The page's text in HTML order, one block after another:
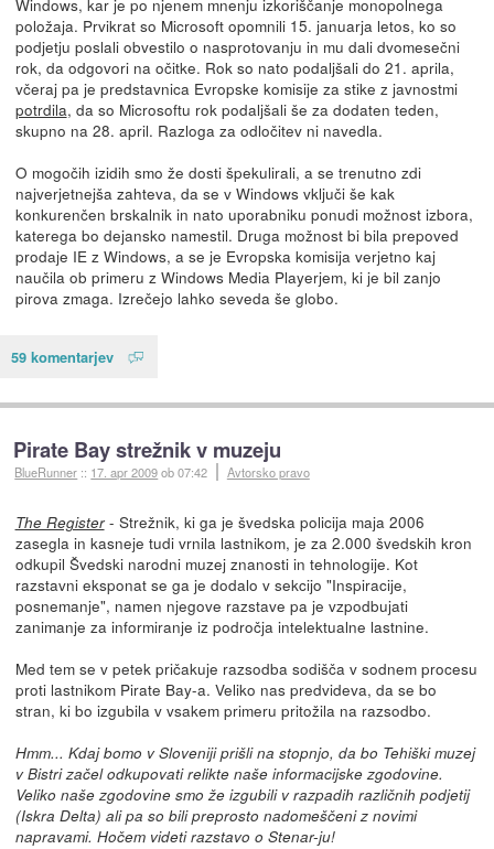
Windows, kar je po njenem mnenju izkoriščanje monopolnega
položaja. Prvikrat so Microsoft opomnili 15. januarja letos, ko so
podjetju poslali obvestilo o nasprotovanju in mu dali dvomesečni
rok, da odgovori na očitke. Rok so nato podaljšali do 21. aprila,
včeraj pa je predstavnica Evropske komisije za stike z javnostmi
potrdila, da so Microsoftu rok podaljšali še za dodaten teden,
skupno na 28. april. Razloga za odločitev ni navedla.
O mogočih izidih smo že dosti špekulirali, a se trenutno zdi
najverjetnejša zahteva, da se v Windows vključi še kak
konkurenčen brskalnik in nato uporabniku ponudi možnost izbora,
katerega bo dejansko namestil. Druga možnost bi bila prepoved
prodaje IE z Windows, a se je Evropska komisija verjetno kaj
naučila ob primeru z Windows Media Playerjem, ki je bil zanjo
pirova zmaga. Izrečejo lahko seveda še globo.
59 komentarjev
Pirate Bay strežnik v muzeju
BlueRunner :: 17. apr 2009ob 07:42 Avtorsko pravo
The Register- Strežnik, ki ga je švedska policija maja 2006
zasegla in kasneje tudi vrnila lastnikom, je za 2.000 švedskih kron
odkupil Švedski narodni muzej znanosti in tehnologije. Kot
razstavni eksponat se ga je dodalo v sekcijo "Inspiracije,
posnemanje", namen njegove razstave pa je vzpodbujati
zanimanje za informiranje iz področja intelektualne lastnine.
Med tem se v petek pričakuje razsodba sodišča v sodnem procesu
proti lastnikom Pirate Bay-a. Veliko nas predvideva, da se bo
stran, ki bo izgubila v vsakem primeru pritožila na razsodbo.
Hmm... Kdaj bomo v Sloveniji prišli na stopnjo, da bo Tehiški muzej
v Bistri začel odkupovati relikte naše informacijske zgodovine.
Veliko naše zgodovine smo že izgubili v razpadih različnih podjetij
(Iskra Delta) ali pa so bili preprosto nadomeščeni z novimi
napravami. Hočem videti razstavo o Stenar-ju!